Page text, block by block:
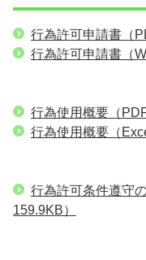
行為許可申請書（
行為許可申請書（
行為使用概要（
行為使用概要（
行為許可条件遵守
159.9KB）